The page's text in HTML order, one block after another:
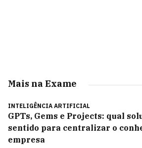
Mais na Exame
INTELIGÊNCIA ARTIFICIAL
GPTs, Gems e Projects: qual
sentido para centralizar o
empresa